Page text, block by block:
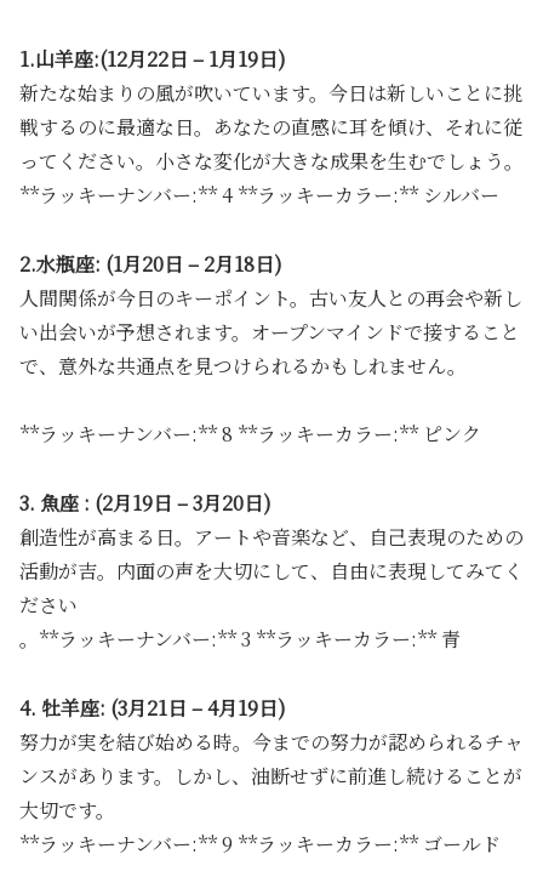
1.山羊座:(12月22日 – 1月19日)
新たな始まりの風が吹いています。今日は新しいことに挑
戦するのに最適な日。あなたの直感に耳を傾け、それに従
ってください。小さな変化が大きな成果を生むでしょう。
**ラッキーナンバー:** 4 **ラッキーカラー:** シルバー
2.水瓶座: (1月20日 – 2月18日)
人間関係が今日のキーポイント。古い友人との再会や新し
い出会いが予想されます。オープンマインドで接すること
で、意外な共通点を見つけられるかもしれません。
**ラッキーナンバー:** 8 **ラッキーカラー:** ピンク
3. 魚座 : (2月19日 – 3月20日)
創造性が高まる日。アートや音楽など、自己表現のための
活動が吉。内面の声を大切にして、自由に表現してみてく
ださい
。**ラッキーナンバー:** 3 **ラッキーカラー:** 青
4. 牡羊座: (3月21日 – 4月19日)
努力が実を結び始める時。今までの努力が認められるチャ
ンスがあります。しかし、油断せずに前進し続けることが
大切です。
**ラッキーナンバー:** 9 **ラッキーカラー:** ゴールド